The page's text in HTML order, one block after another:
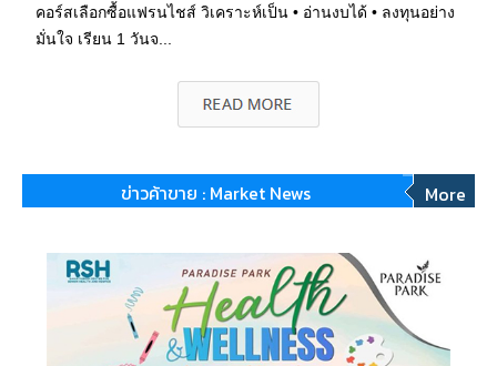
คอร์สเลือกซื้อแฟรนไชส์ วิเคราะห์เป็น • อ่านงบได้ • ลงทุนอย่าง
มั่นใจ เรียน 1 วันจ...
ข่าวค้าขาย : Market News More